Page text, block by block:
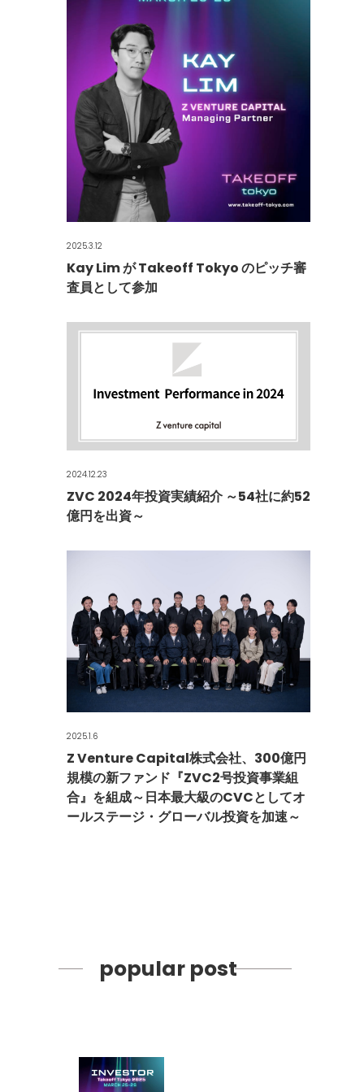
2025.3.12
Kay Lim が Takeoff Tokyo のピッチ審
査員として参加
2024.12.23
ZVC 2024年投資実績紹介 ～54社に約52
億円を出資～
2025.1.6
Z Venture Capital株式会社、300億円
規模の新ファンド『ZVC2号投資事業組
合』を組成～日本最大級のCVCとしてオ
ールステージ・グローバル投資を加速～
popular post